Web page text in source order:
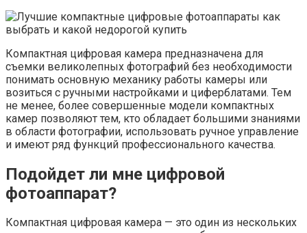
Компактная цифровая камера предназначена для
съемки великолепных фотографий без необходимости
понимать основную механику работы камеры или
возиться с ручными настройками и циферблатами. Тем
не менее, более совершенные модели компактных
камер позволяют тем, кто обладает большими знаниями
в области фотографии, использовать ручное управление
и имеют ряд функций профессионального качества.
Подойдет ли мне цифровой
фотоаппарат?
Компактная цифровая камера — это один из нескольких